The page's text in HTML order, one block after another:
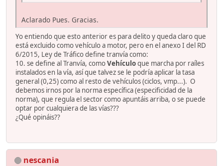
Aclarado Pues. Gracias.
Yo entiendo que esto anterior es para delito y queda claro que
está excluido como vehículo a motor, pero en el anexo I del RD
6/2015, Ley de Tráfico define tranvía como:
10. se define al Tranvía, comoVehículoque marcha por raíles
instalados en la vía, así que talvez se le podría aplicar la tasa
general (0,25) como al resto de vehículos (ciclos, vmp...). O
debemos irnos por la norma específica (especificidad de la
norma), que regula el sector como apuntáis arriba, o se puede
optar por cualquiera de las vías???
¿Qué opináis??
nescania